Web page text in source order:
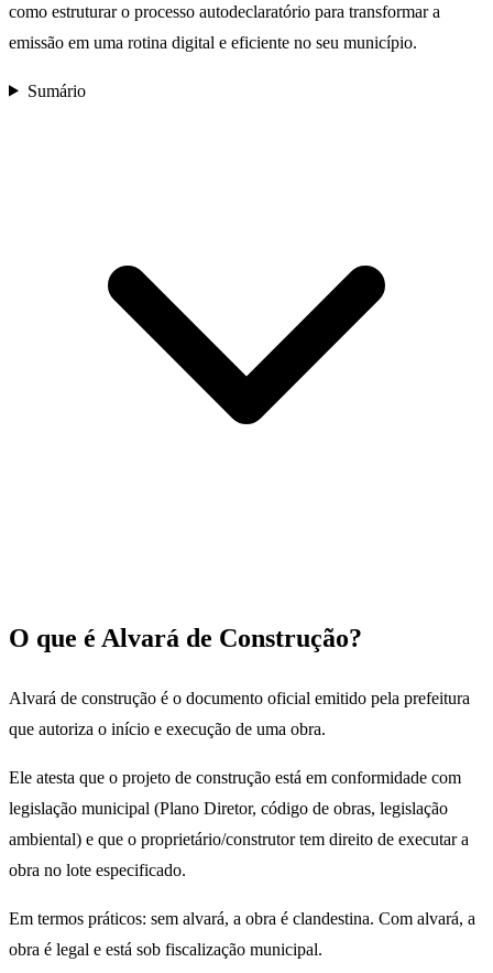
como estruturar o processo autodeclaratório para transformar a
emissão em uma rotina digital e eficiente no seu município.
Sumário
O que é Alvará de Construção?
Alvará de construção é o documento oficial emitido pela prefeitura
que autoriza o início e execução de uma obra.
Ele atesta que o projeto de construção está em conformidade com
legislação municipal (Plano Diretor, código de obras, legislação
ambiental) e que o proprietário/construtor tem direito de executar a
obra no lote especificado.
Em termos práticos: sem alvará, a obra é clandestina. Com alvará, a
obra é legal e está sob fiscalização municipal.